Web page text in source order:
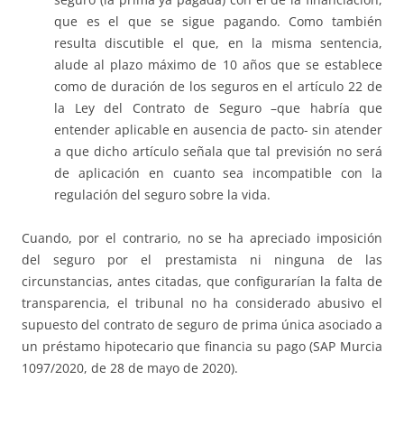
que es el que se sigue pagando. Como también
resulta discutible el que, en la misma sentencia,
alude al plazo máximo de 10 años que se establece
como de duración de los seguros en el artículo 22 de
la Ley del Contrato de Seguro –que habría que
entender aplicable en ausencia de pacto- sin atender
a que dicho artículo señala que tal previsión no será
de aplicación en cuanto sea incompatible con la
regulación del seguro sobre la vida.
Cuando, por el contrario, no se ha apreciado imposición
del seguro por el prestamista ni ninguna de las
circunstancias, antes citadas, que configurarían la falta de
transparencia, el tribunal no ha considerado abusivo el
supuesto del contrato de seguro de prima única asociado a
un préstamo hipotecario que financia su pago (SAP Murcia
1097/2020, de 28 de mayo de 2020).